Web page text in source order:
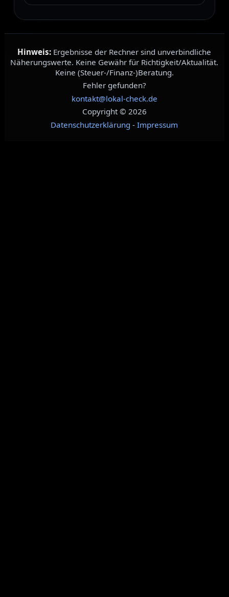
Hinweis: Ergebnisse der Rechner sind unverbindliche
Näherungswerte. Keine Gewähr für Richtigkeit/Aktualität.
Keine (Steuer-/Finanz-)Beratung.
Fehler gefunden?
kontakt@lokal-check.de
Copyright © 2026
Datenschutzerklärung -Impressum